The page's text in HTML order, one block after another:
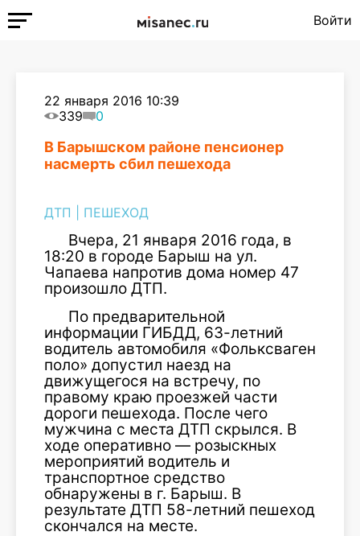
Войти
22 января 2016 10:39
339
0
В Барышском районе пенсионер
насмерть сбил пешехода
ДТП ПЕШЕХОД
Вчера, 21 января 2016 года, в
18:20 в городе Барыш на ул.
Чапаева напротив дома номер 47
произошло ДТП.
По предварительной
информации ГИБДД, 63-летний
водитель автомобиля «Фольксваген
поло» допустил наезд на
движущегося на встречу, по
правому краю проезжей части
дороги пешехода. После чего
мужчина с места ДТП скрылся. В
ходе оперативно — розыскных
мероприятий водитель и
транспортное средство
обнаружены в г. Барыш. В
результате ДТП 58-летний пешеход
скончался на месте.